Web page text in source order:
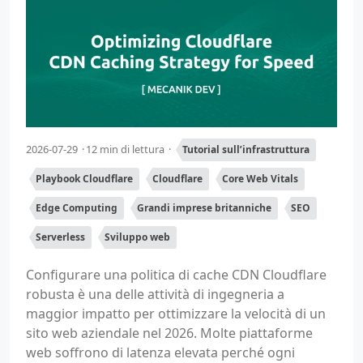
2026-07-29 12 min di lettura Tutorial sull’infrastruttura
Playbook Cloudflare Cloudflare Core Web Vitals
Edge Computing Grandi imprese britanniche SEO
Serverless Sviluppo web
Configurare una politica di cache CDN Cloudflare
robusta è una delle attività di ingegneria a
maggior impatto per ottimizzare la velocità di un
sito web aziendale nel 2026. Molte piattaforme
web soffrono di latenza elevata perché ogni